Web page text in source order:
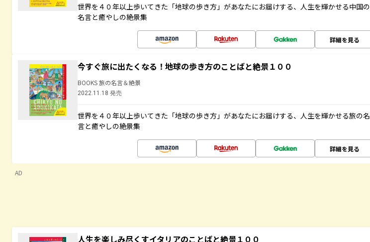
世界を４０年以上歩いてきた「地球の歩き方」があなたにお届けする、人生を輝かせる中国の
名言と癒やしの絶景集
詳細を見る
今すぐ旅に出たくなる！地球の歩き方のことばと絶景１００
BOOKS 旅の名言＆絶景
2022.11.18 発売
世界を４０年以上歩いてきた「地球の歩き方」があなたにお届けする、人生を輝かせる旅の名
言と癒やしの絶景集
詳細を見る
AD
人生を楽しみ尽くすイタリアのことばと絶景１００